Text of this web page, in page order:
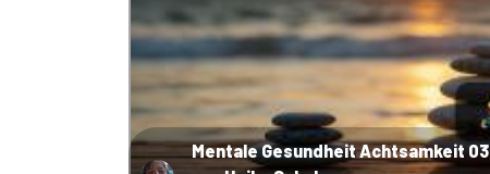
Mentale Gesundheit Achtsamkeit 03